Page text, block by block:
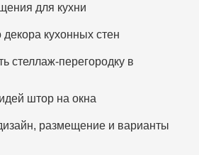
для кухни
кухонных стен
стеллаж-перегородку в
штор на окна
размещение и варианты